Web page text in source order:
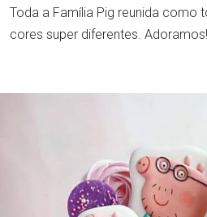
Toda a Família Pig reunida como
cores super diferentes. Adoramos!